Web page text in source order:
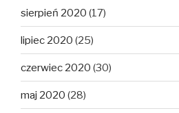
sierpień 2020 (17)
lipiec 2020 (25)
czerwiec 2020 (30)
maj 2020 (28)